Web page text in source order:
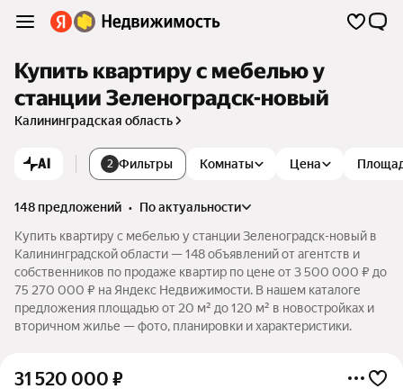
Купить квартиру с мебелью у
станции Зеленоградск-новый
Калининградская область
AI 2 Фильтры Комнаты Цена
148 предложений •
по актуальности
Купить квартиру с мебелью у станции Зеленоградск-новый в
Калининградской области — 148 объявлений от агентств и
собственников по продаже квартир по цене от 3 500 000 ₽ до
75 270 000 ₽ на Яндекс Недвижимости. В нашем каталоге
предложения площадью от 20 м² до 120 м² в новостройках и
вторичном жилье — фото, планировки и характеристики.
31 520 000 ₽